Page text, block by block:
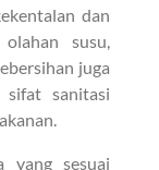
dan
susu,
juga
sifat sanitasi
yang sesuai